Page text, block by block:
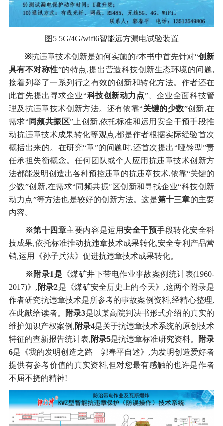
图5 5G/4G/wifi6智能远方漏电试验装置
※抗违章技术创新是如何实施的?本书中首先针对“创新
具有不对称性”的特点,提出营造科技创新生态环境的问题,
接着列举了一系列行之有效的创新和转化方法。作者还在
此首先提出寻求企业“科技创新动力点”、企业全面科技管
理及抗违章技术创新方法。还有依靠“关键的少数”创新,在
需求“同频共振区”上创新,依托标准和运用安全干预手段推
动抗违章技术成果转化等观点,都是作者根据实际经验首次
概括出来的。在研究“章”的问题时,还首次提出“哑铃型”责
任承担失衡概念。任何团队或个人应用抗违章技术创新方
法都能发明创造出各种预控违章的抗违章技术,依靠“关键的
少数”创新,在需求“同频共振”区创新和寻找企业“科技创新
动力点”等方法也是较好的创新方法。这是第十三章的主要
内容。
※第十四章主要内容是运用安全干预手段转化安全科
技成果,依托标准推动抗违章技术成果转化,安全专利产品营
销,运用《孙子兵法》促进抗违章技术成果转化。
※附录1是 《煤矿井下带电作业事故案例统计表(1960-
2017)》, 附录2是《煤矿安全历史上的今天》,这两个附录是
作者研究抗违章技术是所参考的事故案例资料,经精心整理,
在此献给读者。
附录3是以某高院判决书形式介绍的真实的
维护知识产权案例,附录4是关于抗违章技术系统的原创技术
特征的查新报告统计表,附录5是抗违章标准研究资料。
附录
6是《我的发明创造之路—郭春平自述》,为发明创造爱好者
提供有参考价值的真实资料,但对您最有感触的也许是作者
不屈不挠的精神!